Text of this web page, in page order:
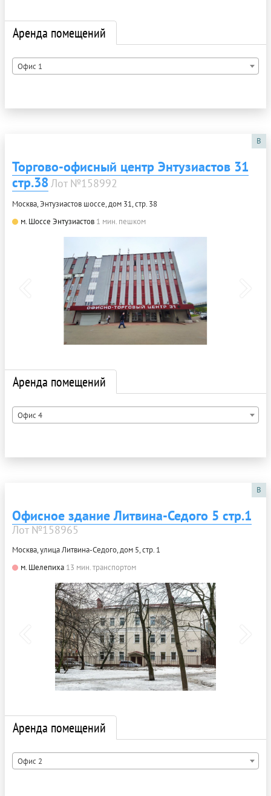
Аренда помещений
Офис 1
B
Торгово-офисный центр Энтузиастов 31
стр.38Лот №158992
Москва, Энтузиастов шоссе, дом 31, стр. 38
м. Шоссе Энтузиастов 1 мин. пешком
Аренда помещений
Офис 4
B
Офисное здание Литвина-Седого 5 стр.1
Лот №158965
Москва, улица Литвина-Седого, дом 5, стр. 1
м. Шелепиха 13 мин. транспортом
Аренда помещений
Офис 2